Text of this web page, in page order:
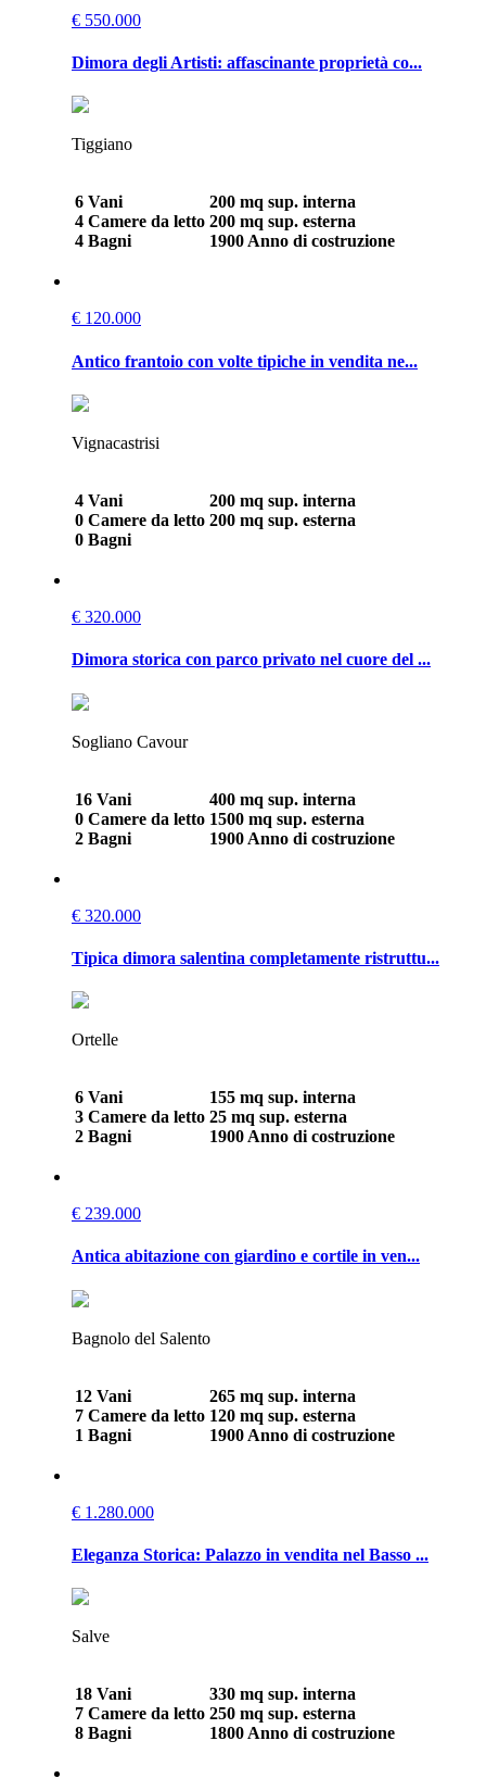
€ 550.000
Dimora degli Artisti: affascinante proprietà co...
Tiggiano
6 Vani
4 Camere da letto
4 Bagni
200 mq sup. interna
200 mq sup. esterna
1900 Anno di costruzione
€ 120.000
Antico frantoio con volte tipiche in vendita ne...
Vignacastrisi
4 Vani
0 Camere da letto
0 Bagni
200 mq sup. interna
200 mq sup. esterna
€ 320.000
Dimora storica con parco privato nel cuore del ...
Sogliano Cavour
16 Vani
0 Camere da letto
2 Bagni
400 mq sup. interna
1500 mq sup. esterna
1900 Anno di costruzione
€ 320.000
Tipica dimora salentina completamente ristruttu...
Ortelle
6 Vani
3 Camere da letto
2 Bagni
155 mq sup. interna
25 mq sup. esterna
1900 Anno di costruzione
€ 239.000
Antica abitazione con giardino e cortile in ven...
Bagnolo del Salento
12 Vani
7 Camere da letto
1 Bagni
265 mq sup. interna
120 mq sup. esterna
1900 Anno di costruzione
€ 1.280.000
Eleganza Storica: Palazzo in vendita nel Basso ...
Salve
18 Vani
7 Camere da letto
8 Bagni
330 mq sup. interna
250 mq sup. esterna
1800 Anno di costruzione